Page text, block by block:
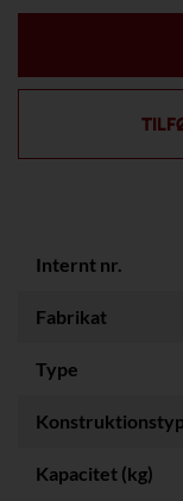
Internt nr.
Fabrikat
Type
Kapacitet (kg)